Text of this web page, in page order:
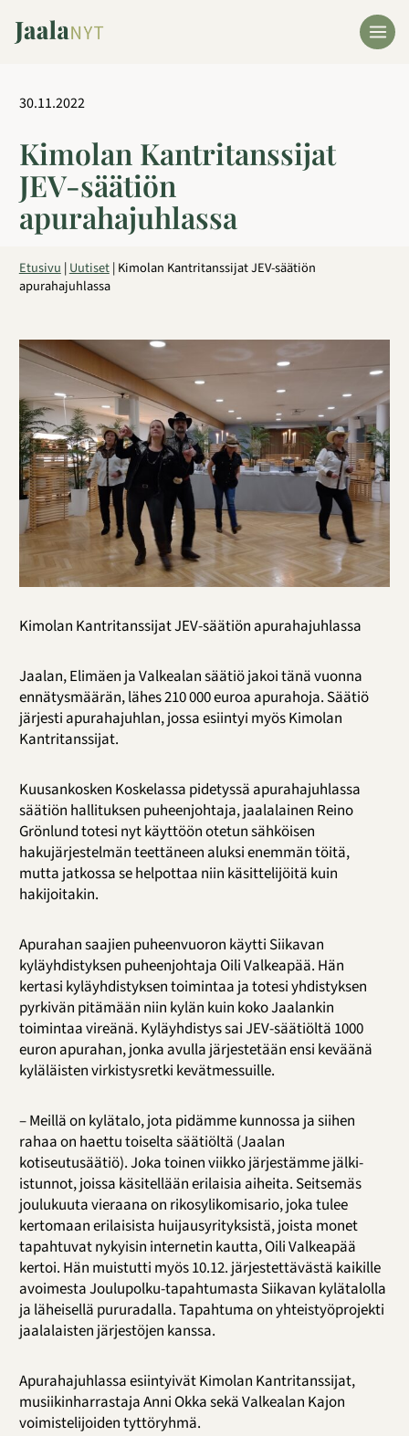
sisältöön
30.11.2022
Kimolan Kantritanssijat
JEV-säätiön
apurahajuhlassa
Etusivu|Uutiset|Kimolan Kantritanssijat JEV-säätiön
apurahajuhlassa
Kimolan Kantritanssijat JEV-säätiön apurahajuhlassa
Jaalan, Elimäen ja Valkealan säätiö jakoi tänä vuonna
ennätysmäärän, lähes 210 000 euroa apurahoja. Säätiö
järjesti apurahajuhlan, jossa esiintyi myös Kimolan
Kantritanssijat.
Kuusankosken Koskelassa pidetyssä apurahajuhlassa
säätiön hallituksen puheenjohtaja, jaalalainen Reino
Grönlund totesi nyt käyttöön otetun sähköisen
hakujärjestelmän teettäneen aluksi enemmän töitä,
mutta jatkossa se helpottaa niin käsittelijöitä kuin
hakijoitakin.
Apurahan saajien puheenvuoron käytti Siikavan
kyläyhdistyksen puheenjohtaja Oili Valkeapää. Hän
kertasi kyläyhdistyksen toimintaa ja totesi yhdistyksen
pyrkivän pitämään niin kylän kuin koko Jaalankin
toimintaa vireänä. Kyläyhdistys sai JEV-säätiöltä 1000
euron apurahan, jonka avulla järjestetään ensi keväänä
kyläläisten virkistysretki kevätmessuille.
– Meillä on kylätalo, jota pidämme kunnossa ja siihen
rahaa on haettu toiselta säätiöltä (Jaalan
kotiseutusäätiö). Joka toinen viikko järjestämme jälki-
istunnot, joissa käsitellään erilaisia aiheita. Seitsemäs
joulukuuta vieraana on rikosylikomisario, joka tulee
kertomaan erilaisista huijausyrityksistä, joista monet
tapahtuvat nykyisin internetin kautta, Oili Valkeapää
kertoi. Hän muistutti myös 10.12. järjestettävästä kaikille
avoimesta Joulupolku-tapahtumasta Siikavan kylätalolla
ja läheisellä pururadalla. Tapahtuma on yhteistyöprojekti
jaalalaisten järjestöjen kanssa.
Apurahajuhlassa esiintyivät Kimolan Kantritanssijat,
musiikinharrastaja Anni Okka sekä Valkealan Kajon
voimistelijoiden tyttöryhmä.